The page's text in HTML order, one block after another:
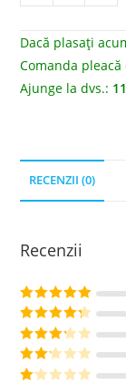
Dacă plasați
Comanda
Ajunge la dvs.:
RECENZII (0)
Recenzii
Evaluat la5
din 5
Evaluat la
4din 5
Evaluat
la3din
Evalu